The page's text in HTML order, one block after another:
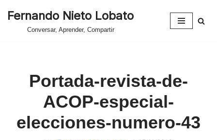
Fernando Nieto Lobato
Conversar, Aprender, Compartir
Portada-revista-de-
ACOP-especial-
elecciones-numero-43